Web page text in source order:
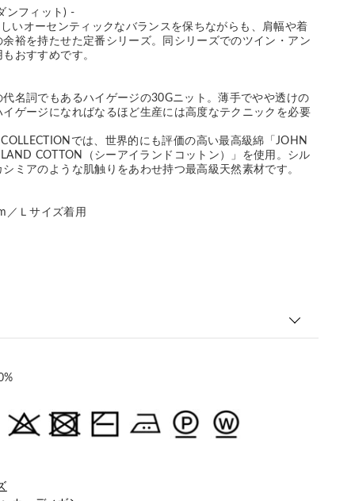
ンフィット) -
いオーセンティックなバランスを保ちながらも、肩幅や着
裕を持たせた定番シリーズ。同シリーズでのツイン・アン
おすすめです。
名詞でもあるハイゲージの30Gニット。薄手でやや透けの
ゲージになればなるほど生産には高度なテクニックを必要
では、世界的にも評価の高い最高級綿「JOHN
COTTON（シーアイランドコットン）」を使用。シル
ミアのような肌触りをあわせ持つ最高級天然素材です。
／Ｌサイズ着用